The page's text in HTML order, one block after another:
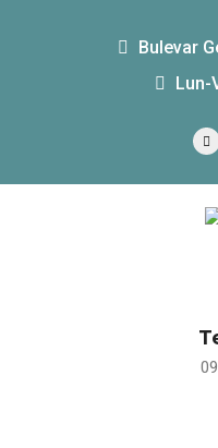
Bulevar
Lun-